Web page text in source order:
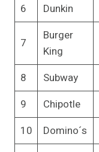
6
Dunkin
7
Burger
King
8 Subway
9
Chipotle
10
Domino´s